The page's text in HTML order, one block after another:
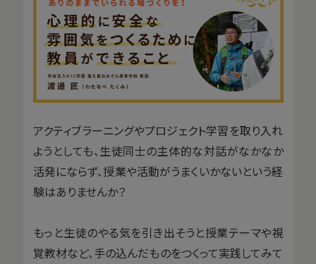
アクティブラーニングやプロジェクト学習を取り入れ
ようとしても、生徒同士の主体的な対話がなかなか
活発にならず、授業や活動がうまくいかないという経
験はありませんか？
もっと生徒のやる気を引き出そうと授業テーマや視
覚教材など、手の込んだものをつくって実践してみて